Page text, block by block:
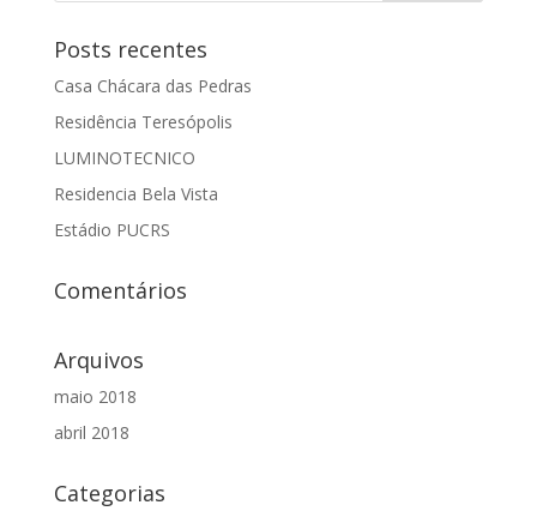
Posts recentes
Casa Chácara das Pedras
Residência Teresópolis
LUMINOTECNICO
Residencia Bela Vista
Estádio PUCRS
Comentários
Arquivos
maio 2018
abril 2018
Categorias